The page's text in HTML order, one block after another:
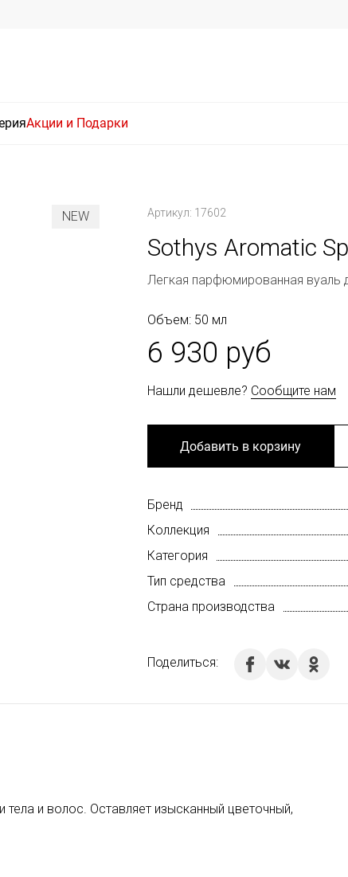
Акции и Подарки
NEW Артикул: 17602
Sothys Aromatic
Легкая парфюмированная вуаль
Объем: 50 мл
6 930 руб
Нашли дешевле? Сообщите нам
Добавить в корзину
Бренд
Коллекция
Категория
Тип средства
Страна производства
Поделиться:
и волос. Оставляет изысканный цветочный,